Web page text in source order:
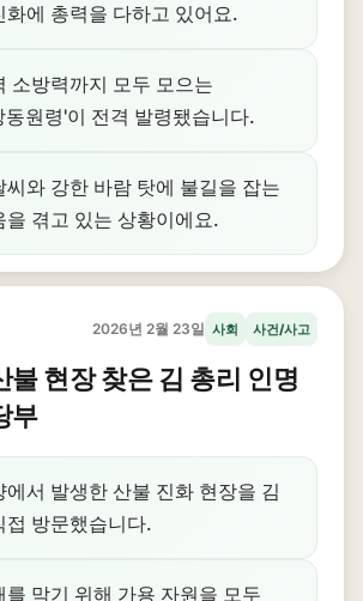
화에 총력을 다하고 있어요.
소방력까지 모두 모으는
동원령'이 전격 발령됐습니다.
씨와 강한 바람 탓에 불길을 잡는
을 겪고 있는 상황이에요.
2026년 2월 23일 사회 사건/사고
불 현장 찾은 김 총리 인명
부
에서 발생한 산불 진화 현장을 김
접 방문했습니다.
를 막기 위해 가용 자원을 모두